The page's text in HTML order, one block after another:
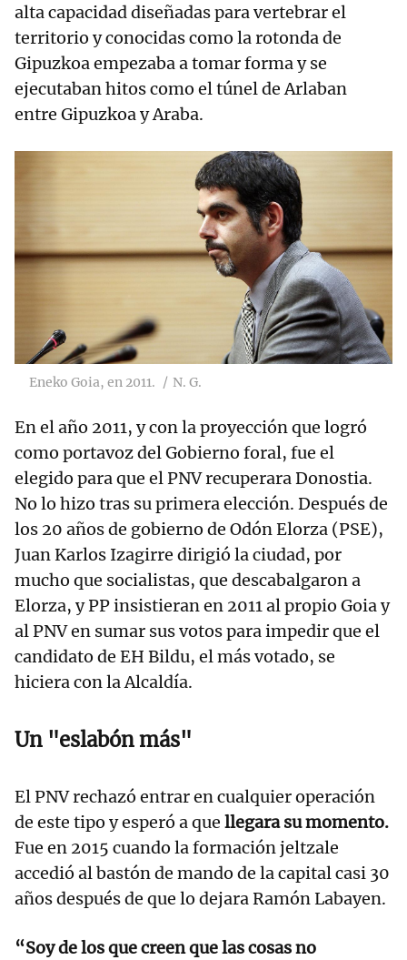
alta capacidad diseñadas para vertebrar el
territorio y conocidas como la rotonda de
Gipuzkoa empezaba a tomar forma y se
ejecutaban hitos como el túnel de Arlaban
entre Gipuzkoa y Araba.
Eneko Goia, en 2011. N. G.
En el año 2011, y con la proyección que logró
como portavoz del Gobierno foral, fue el
elegido para que el PNV recuperara Donostia.
No lo hizo tras su primera elección. Después de
los 20 años de gobierno de Odón Elorza (PSE),
Juan Karlos Izagirre dirigió la ciudad, por
mucho que socialistas, que descabalgaron a
Elorza, y PP insistieran en 2011 al propio Goia y
al PNV en sumar sus votos para impedir que el
candidato de EH Bildu, el más votado, se
hiciera con la Alcaldía.
Un "eslabón más"
El PNV rechazó entrar en cualquier operación
de este tipo y esperó a que llegara su momento.
Fue en 2015 cuando la formación jeltzale
accedió al bastón de mando de la capital casi 30
años después de que lo dejara Ramón Labayen.
“Soy de los que creen que las cosas no